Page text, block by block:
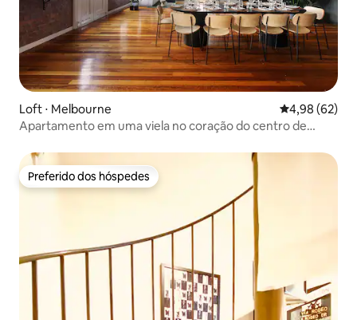
Loft ⋅ Melbourne 4,98 de uma
4,98 (62)
Apartamento em uma viela no coração do centro de
Preferido dos hóspedes
Preferido dos hóspedes